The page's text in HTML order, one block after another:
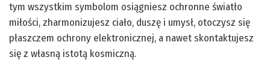
tym wszystkim symbolom osiągniesz ochronne światło
miłości, zharmonizujesz ciało, duszę i umysł, otoczysz się
płaszczem ochrony elektronicznej, a nawet skontaktujesz
się z własną istotą kosmiczną.